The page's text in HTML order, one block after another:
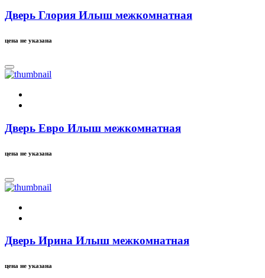
Дверь Глория Илыш межкомнатная
цена не указана
Дверь Евро Илыш межкомнатная
цена не указана
Дверь Ирина Илыш межкомнатная
цена не указана